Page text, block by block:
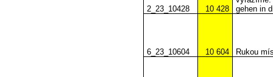
2_23_10428 10 428
gehen in
6_23_10604 10 604 Rukou